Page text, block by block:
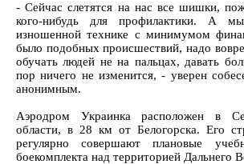
- Сейчас слетятся на нас все шишки,
кого-нибудь для профилактики. А
изношенной технике с минимумом
было подобных происшествий, надо
обучать людей не на пальцах, давать
пор ничего не изменится, - уверен
анонимным.
Аэродром Украинка расположен в
области, в 28 км от Белогорска. Его
регулярно совершают плановые
боекомплекта над территорией Дальнего